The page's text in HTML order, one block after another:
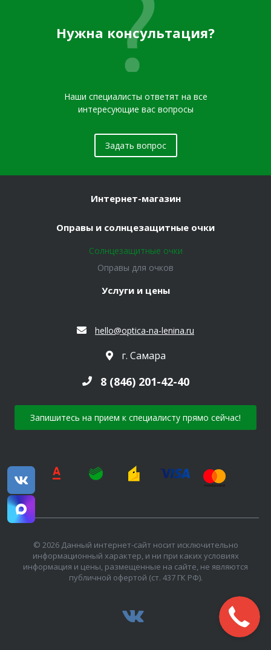
Нужна консультация?
Наши специалисты ответят на все
интересующие вас вопросы
Задать вопрос
Интернет-магазин
Оправы и солнцезащитные очки
Солнцезащитные очки
Оправы для очков
Услуги и цены
hello@optica-na-lenina.ru
г. Самара
8 (846) 201-42-40
Запишитесь на прием к специалисту прямо сейчас!
© 2026 Данный интернет-сайт носит исключительно
информационный характер, и ни при каких условиях
информация и цены, размещенные на сайте, не являются
публичной офертой (ст. 437 ГК РФ).